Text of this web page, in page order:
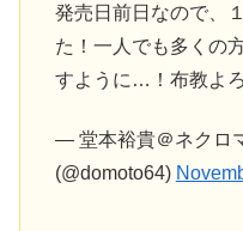
発売日前日なので、
た！一人でも多くの
すように…！布教よ
— 堂本裕貴＠ネクロ
(@domoto64)